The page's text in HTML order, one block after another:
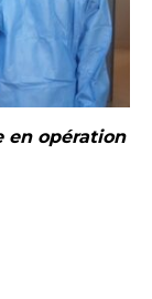
en opération